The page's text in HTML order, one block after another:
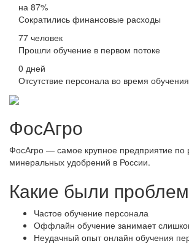
на 87%
Сократились финансовые расходы
77 человек
Прошли обучение в первом потоке
0 дней
Отсутствие персонала во время обучения
ФосАгро
ФосАгро — самое крупное предприятие по
минеральных удобрений в России.
Какие были
Частое обучение персонала
Оффлайн обучение занимает
Неудачный опыт онлайн обучения